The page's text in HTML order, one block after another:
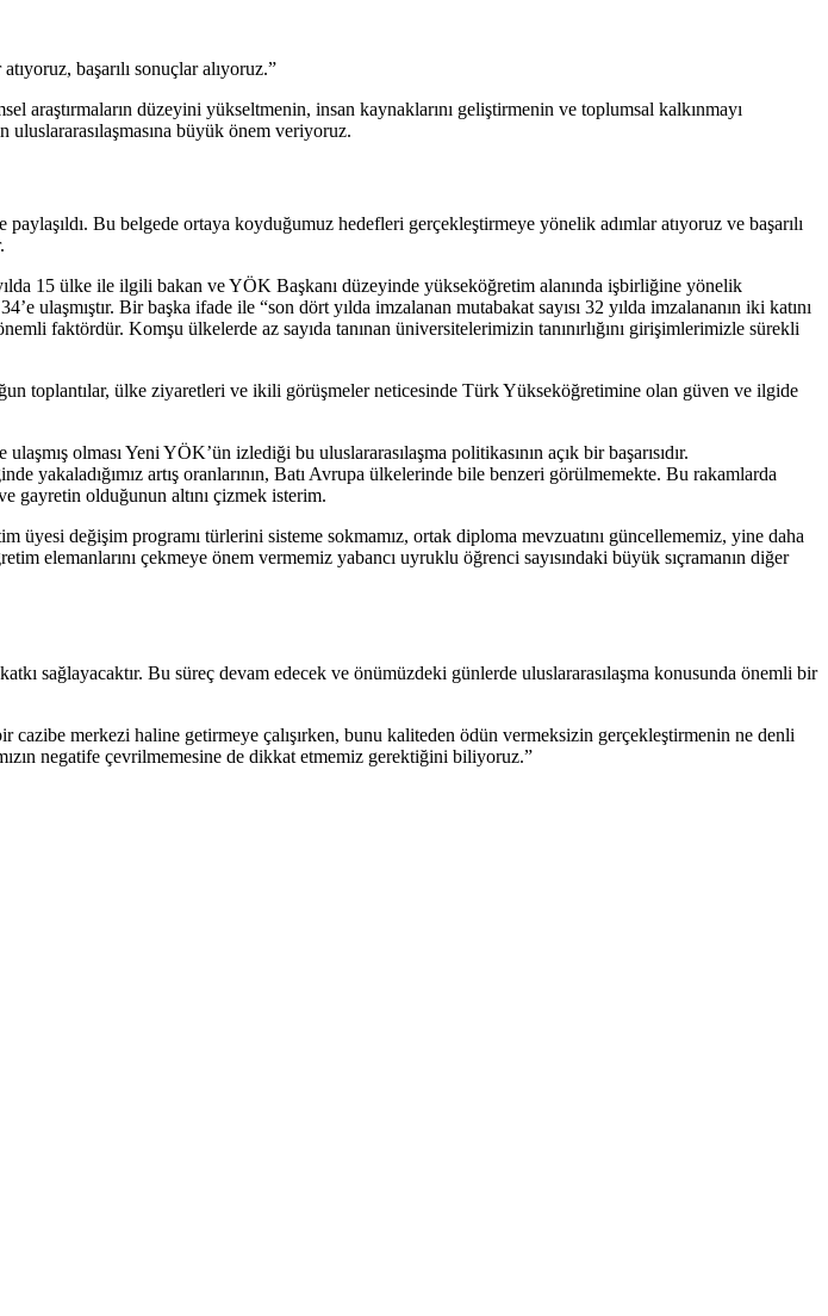
başarılı sonuçlar alıyoruz.”
düzeyini yükseltmenin, insan kaynaklarını geliştirmenin ve toplumsal kalkınmayı
büyük önem veriyoruz.
Bu belgede ortaya koyduğumuz hedefleri gerçekleştirmeye yönelik adımlar atıyoruz ve başarılı
15 ülke ile ilgili bakan ve YÖK Başkanı düzeyinde yükseköğretim alanında işbirliğine yönelik
ulaşmıştır. Bir başka ifade ile “son dört yılda imzalanan mutabakat sayısı 32 yılda imzalananın iki katını
faktördür. Komşu ülkelerde az sayıda tanınan üniversitelerimizin tanınırlığını girişimlerimizle sürekli
toplantılar, ülke ziyaretleri ve ikili görüşmeler neticesinde Türk Yükseköğretimine olan güven ve ilgide
olması Yeni YÖK’ün izlediği bu uluslararasılaşma politikasının açık bir başarısıdır.
yakaladığımız artış oranlarının, Batı Avrupa ülkelerinde bile benzeri görülmemekte. Bu rakamlarda
gayretin olduğunun altını çizmek isterim.
değişim programı türlerini sisteme sokmamız, ortak diploma mevzuatını güncellememiz, yine daha
elemanlarını çekmeye önem vermemiz yabancı uyruklu öğrenci sayısındaki büyük sıçramanın diğer
sağlayacaktır. Bu süreç devam edecek ve önümüzdeki günlerde uluslararasılaşma konusunda önemli bir
cazibe merkezi haline getirmeye çalışırken, bunu kaliteden ödün vermeksizin gerçekleştirmenin ne denli
negatife çevrilmemesine de dikkat etmemiz gerektiğini biliyoruz.”